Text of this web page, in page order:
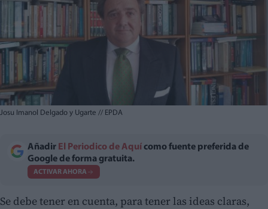
Josu Imanol Delgado y Ugarte // EPDA
Añadir El Periodico de Aquí como fuente preferida de
Google de forma gratuita.
ACTIVAR AHORA
Se debe tener en cuenta, para tener las ideas claras,